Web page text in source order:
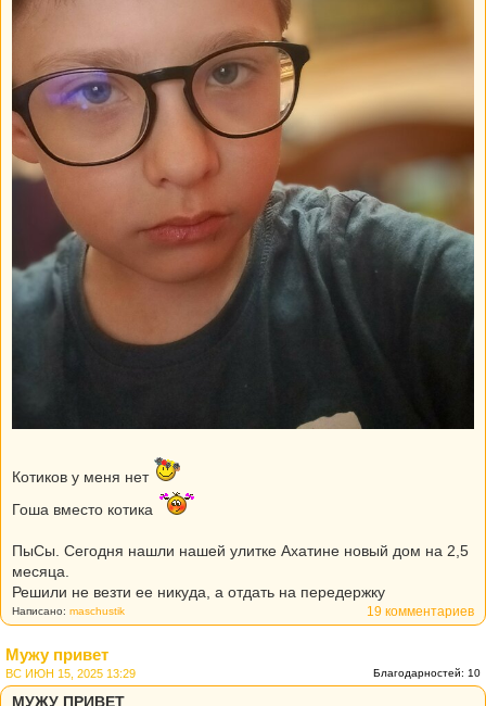
Котиков у меня нет
Гоша вместо котика
ПыСы. Сегодня нашли нашей улитке Ахатине новый дом на 2,5
месяца.
Решили не везти ее никуда, а отдать на передержку
19 комментариев
Написано: maschustik
Мужу привет
Благодарностей: 10
ВС ИЮН 15, 2025 13:29
МУЖУ ПРИВЕТ